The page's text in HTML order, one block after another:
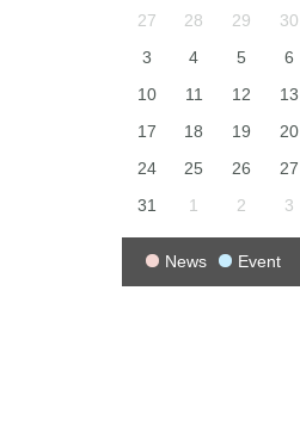
27 28 29 30
3
4 5 6
10
11 12 13
17
18 19 20
24
25 26 27
31
1 2 3
News Event